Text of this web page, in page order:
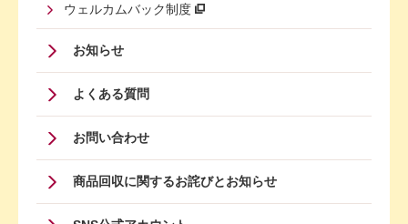
ウェルカムバック制度
Footer
Menu
Four
お知らせ
よくある質問
お問い合わせ
商品回収に関するお詫びとお知らせ